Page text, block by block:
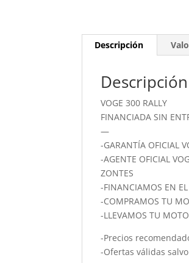
Descripción
Descripción
VOGE 300 RALLY
FINANCIADA SIN
—
-GARANTÍA OFICIAL
-AGENTE OFICIAL
ZONTES
-FINANCIAMOS EN
-COMPRAMOS TU
-LLEVAMOS TU
-Precios
-Ofertas válidas